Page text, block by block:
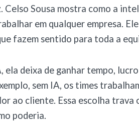
Sousa mostra como a
em qualquer empresa.
fazem sentido para toda a
ela deixa de ganhar tempo,
sem IA, os times
ao cliente. Essa escolha trava
poderia.